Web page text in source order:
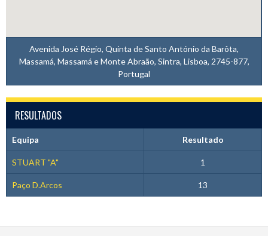
Avenida José Régio, Quinta de Santo António da Barôta,
Massamá, Massamá e Monte Abraão, Sintra, Lisboa, 2745-877,
Portugal
RESULTADOS
Equipa Resultado
STUART "A" 1
Paço D.Arcos 13